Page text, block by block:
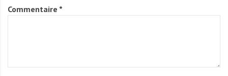
T
C
A
Commentaire *